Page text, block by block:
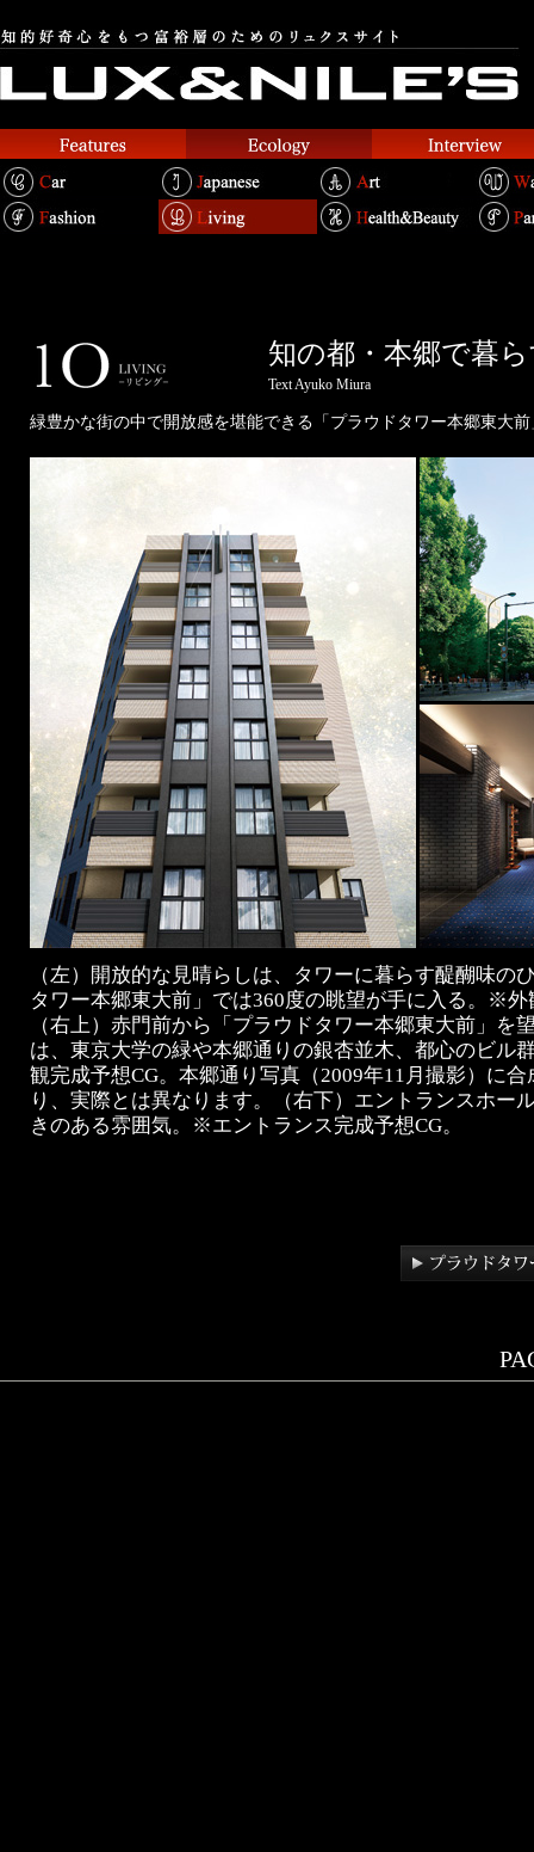
知の都・本郷で暮
Text Ayuko Miura
緑豊かな街の中で開放感を堪能できる「プラウドタワー本郷東大前
（左）開放的な見晴らしは、タワーに暮らす醍醐味の
タワー本郷東大前」では360度の眺望が手に入る。※外
（右上）赤門前から「プラウドタワー本郷東大前」を
は、東京大学の緑や本郷通りの銀杏並木、都心のビル
観完成予想CG。本郷通り写真（2009年11月撮影）に
り、実際とは異なります。（右下）エントランスホー
きのある雰囲気。※エントランス完成予想CG。